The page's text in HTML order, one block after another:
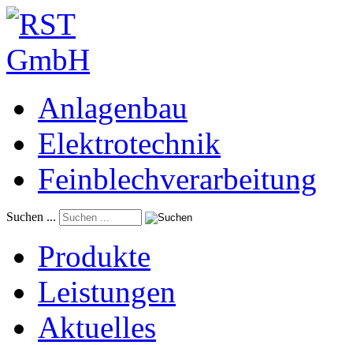
Anlagenbau
Elektrotechnik
Feinblechverarbeitung
Suchen ...
Produkte
Leistungen
Aktuelles